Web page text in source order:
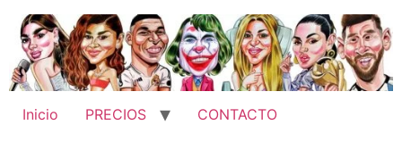
contenido
Inicio PRECIOS CONTACTO